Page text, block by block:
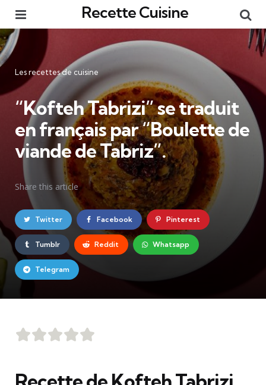
Recette Cuisine
Catégories
Les recettes de cuisine
“Kofteh Tabrizi” se traduit
en français par “Boulette de
viande de Tabriz”.
Share this article
Twitter Facebook Pinterest
Tumblr Reddit Whatsapp
Telegram